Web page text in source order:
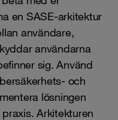
en SASE-arkitektur
användare,
användarna
sig. Använd
och
lösningen
Arkitekturen